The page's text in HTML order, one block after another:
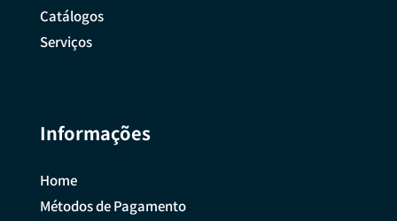
Catálogos
Serviços
Informações
Home
Métodos de Pagamento